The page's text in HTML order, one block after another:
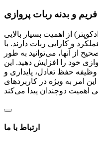
فریم و بدنه ربات پروازی
از اهمیت بسیار بالایی
و کارایی ربات دارند. با
از آنها، می‌توانید به طور
خود را افزایش دهید. این
وظیفه حفظ تعادل، پایداری و
امر به ویژه در کاربردهای
ارتباط با ما